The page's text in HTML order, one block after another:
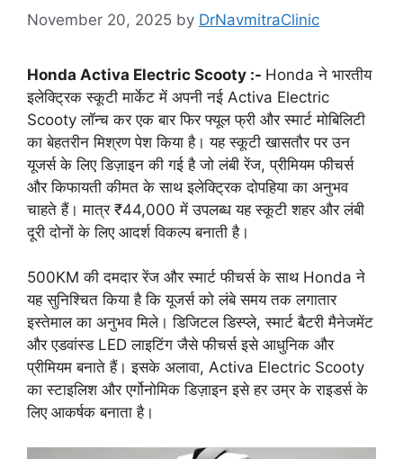
November 20, 2025 by DrNavmitraClinic
Honda Activa Electric Scooty :- Honda ने भारतीय
इलेक्ट्रिक स्कूटी मार्केट में अपनी नई Activa Electric
Scooty लॉन्च कर एक बार फिर फ्यूल फ्री और स्मार्ट मोबिलिटी
का बेहतरीन मिश्रण पेश किया है। यह स्कूटी खासतौर पर उन
यूजर्स के लिए डिज़ाइन की गई है जो लंबी रेंज, प्रीमियम फीचर्स
और किफायती कीमत के साथ इलेक्ट्रिक दोपहिया का अनुभव
चाहते हैं। मात्र ₹44,000 में उपलब्ध यह स्कूटी शहर और लंबी
दूरी दोनों के लिए आदर्श विकल्प बनाती है।
500KM की दमदार रेंज और स्मार्ट फीचर्स के साथ Honda ने
यह सुनिश्चित किया है कि यूजर्स को लंबे समय तक लगातार
इस्तेमाल का अनुभव मिले। डिजिटल डिस्प्ले, स्मार्ट बैटरी मैनेजमेंट
और एडवांस्ड LED लाइटिंग जैसे फीचर्स इसे आधुनिक और
प्रीमियम बनाते हैं। इसके अलावा, Activa Electric Scooty
का स्टाइलिश और एर्गोनोमिक डिज़ाइन इसे हर उम्र के राइडर्स के
लिए आकर्षक बनाता है।